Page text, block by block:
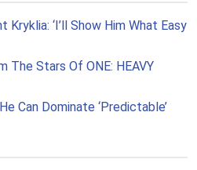
Kryklia: ‘I’ll Show Him What Easy
The Stars Of ONE: HEAVY
Can Dominate ‘Predictable’